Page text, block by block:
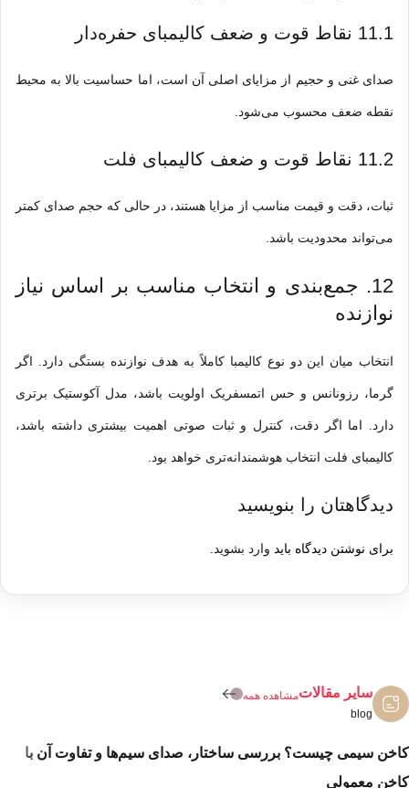
11.1 نقاط قوت و ضعف کالیمبای حفره‌دار
صدای غنی و حجیم از مزایای اصلی آن است، اما حساسیت بالا به محیط
نقطه ضعف محسوب می‌شود.
11.2 نقاط قوت و ضعف کالیمبای فلت
ثبات، دقت و قیمت مناسب از مزایا هستند، در حالی که حجم صدای کمتر
می‌تواند محدودیت باشد.
12. جمع‌بندی و انتخاب مناسب بر اساس نیاز
نوازنده
انتخاب میان این دو نوع کالیمبا کاملاً به هدف نوازنده بستگی دارد. اگر
گرما، رزونانس و حس اتمسفریک اولویت باشد، مدل آکوستیک برتری
دارد. اما اگر دقت، کنترل و ثبات صوتی اهمیت بیشتری داشته باشد،
کالیمبای فلت انتخاب هوشمندانه‌تری خواهد بود.
دیدگاهتان را بنویسید
برای نوشتن دیدگاه باید وارد بشوید
سایر مقالات
blog
مشاهده همه
کاخن سیمی چیست؟ بررسی ساختار، صدای سیم‌ها و تفاوت آن با
کاخن معمولی